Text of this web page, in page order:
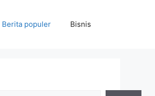
Berita populer Bisnis